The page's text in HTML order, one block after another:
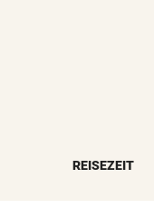
REISEZEIT